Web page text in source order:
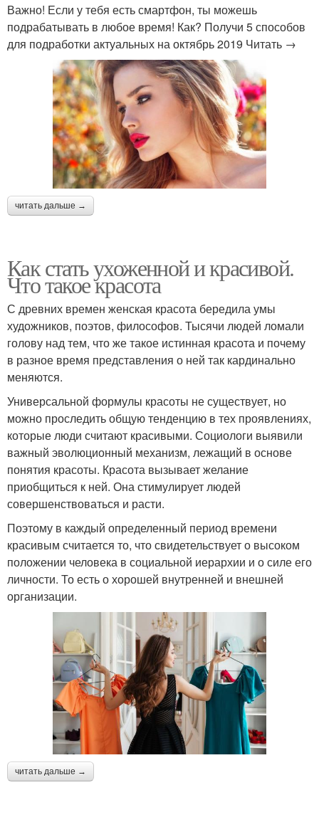
Важно! Если у тебя есть смартфон, ты можешь
подрабатывать в любое время! Как? Получи 5 способов
для подработки актуальных на октябрь 2019 Читать →
читать дальше →
Как стать ухоженной и красивой.
Что такое красота
С древних времен женская красота бередила умы
художников, поэтов, философов. Тысячи людей ломали
голову над тем, что же такое истинная красота и почему
в разное время представления о ней так кардинально
меняются.
Универсальной формулы красоты не существует, но
можно проследить общую тенденцию в тех проявлениях,
которые люди считают красивыми. Социологи выявили
важный эволюционный механизм, лежащий в основе
понятия красоты. Красота вызывает желание
приобщиться к ней. Она стимулирует людей
совершенствоваться и расти.
Поэтому в каждый определенный период времени
красивым считается то, что свидетельствует о высоком
положении человека в социальной иерархии и о силе его
личности. То есть о хорошей внутренней и внешней
организации.
читать дальше →